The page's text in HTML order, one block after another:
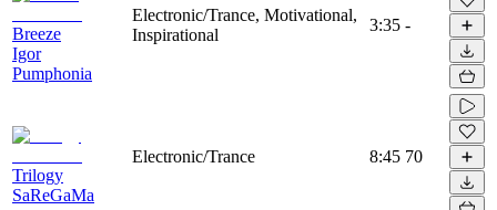
Breeze
Igor
Pumphonia
Electronic/Trance, Motivational,
Inspirational
3:35 -
Trilogy
SaReGaMa
Electronic/Trance 8:45 70